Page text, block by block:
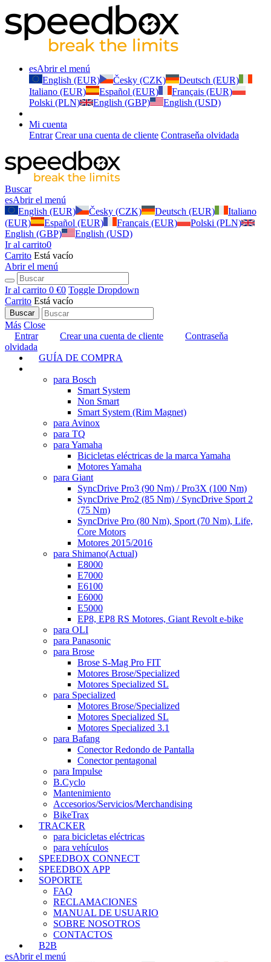
esAbrir el menú
English (EUR)
Česky (CZK)
Deutsch (EUR)
Italiano (EUR)
Español (EUR)
Français (EUR)
Polski (PLN)
English (GBP) English (USD)
Mi cuenta
Entrar Crear una cuenta de cliente Contraseňa olvidada
Buscar
esAbrir el menú
English (EUR)
Česky (CZK) Deutsch (EUR)
Italiano
(EUR)
Español (EUR) Français (EUR)
Polski (PLN)
English (GBP)
English (USD)
Ir al carrito0
Carrito Está vacío
Abrir el menú
Ir al carrito 0 €0 Toggle Dropdown
Carrito Está vacío
Buscar
Más Close
Entrar
Crear una cuenta de cliente
Contraseňa
olvidada
GUÍA DE COMPRA
para Bosch
Smart System
Non Smart
Smart System (Rim Magnet)
para Avinox
para TQ
para Yamaha
Bicicletas eléctricas de la marca Yamaha
Motores Yamaha
para Giant
SyncDrive Pro3 (90 Nm) / Pro3X (100 Nm)
SyncDrive Pro2 (85 Nm) / SyncDrive Sport 2
(75 Nm)
SyncDrive Pro (80 Nm), Sport (70 Nm), Life,
Core Motors
Motores 2015/2016
para Shimano(Actual)
E8000
E7000
E6100
E6000
E5000
EP8, EP8 RS Motores, Giant Revolt e-bike
para OLI
para Panasonic
para Brose
Brose S-Mag Pro FIT
Motores Brose/Specialized
Motores Specialized SL
para Specialized
Motores Brose/Specialized
Motores Specialized SL
Motores Specialized 3.1
para Bafang
Conector Redondo de Pantalla
Conector pentagonal
para Impulse
B.Cyclo
Mantenimiento
Accesorios/Servicios/Merchandising
BikeTrax
TRACKER
para bicicletas eléctricas
para vehículos
SPEEDBOX CONNECT
SPEEDBOX APP
SOPORTE
FAQ
RECLAMACIONES
MANUAL DE USUARIO
SOBRE NOSOTROS
CONTACTOS
B2B
esAbrir el menú